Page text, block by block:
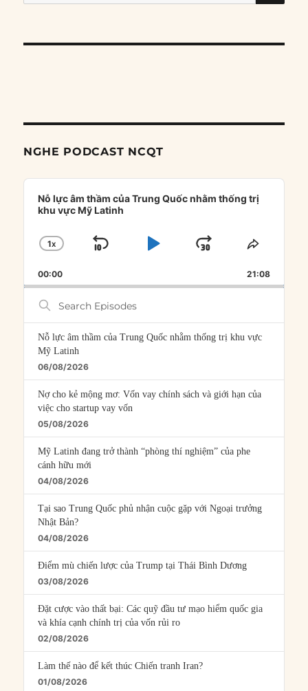
for:
NGHE PODCAST NCQT
Audio
Player
Nỗ lực âm thầm của Trung Quốc nhằm thống trị
khu vực Mỹ Latinh
CHANGE
RATE
1X
SKIP
PLAYJUMP
FORWARD
SHARE
00:00 21:08
Search
Episodes
Nỗ lực âm thầm của Trung Quốc nhằm thống trị khu vực
Mỹ Latinh
06/08/2026
Nợ cho kẻ mộng mơ: Vốn vay chính sách và giới hạn của
việc cho startup vay vốn
05/08/2026
Mỹ Latinh đang trở thành “phòng thí nghiệm” của phe
cánh hữu mới
04/08/2026
Tại sao Trung Quốc phủ nhận cuộc gặp với Ngoại trưởng
Nhật Bản?
04/08/2026
Điểm mù chiến lược của Trump tại Thái Bình Dương
03/08/2026
Đặt cược vào thất bại: Các quỹ đầu tư mạo hiểm quốc gia
và khía cạnh chính trị của vốn rủi ro
02/08/2026
Làm thế nào để kết thúc Chiến tranh Iran?
01/08/2026